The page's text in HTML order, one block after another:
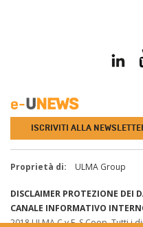
ISCRIVITI ALLA
Proprietà di: ULMA Group
DISCLAIMER PROTEZIONE DEI
CANALE INFORMATIVO
2018 ULMA C y E, S.Coop. Tutti i